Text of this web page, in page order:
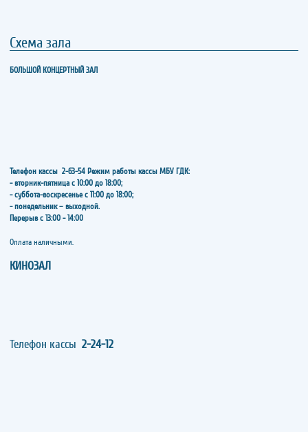
Схема зала
БОЛЬШОЙ КОНЦЕРТНЫЙ ЗАЛ
Телефон кассы 2-63-54 Режим работы кассы МБУ ГДК:
- вторник-пятница с 10:00 до 18:00;
- суббота-воскресенье с 11:00 до 18:00;
- понедельник – выходной.
Перерыв с 13:00 - 14:00
​​​​​​​Оплата наличными.
КИНОЗАЛ
Телефон кассы 2-24-12